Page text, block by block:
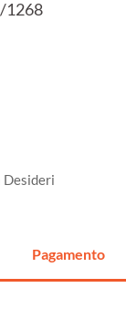
1268
Desideri
Pagamento